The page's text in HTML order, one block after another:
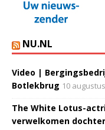
NU.NL
Video |
Botlekbrug 10
The White Lotus-
verwelkomen dochter